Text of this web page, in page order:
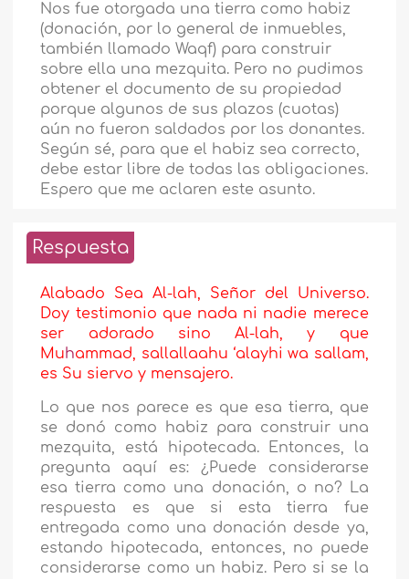
Nos fue otorgada una tierra como habiz
(donación, por lo general de inmuebles,
también llamado Waqf) para construir
sobre ella una mezquita. Pero no pudimos
obtener el documento de su propiedad
porque algunos de sus plazos (cuotas)
aún no fueron saldados por los donantes.
Según sé, para que el habiz sea correcto,
debe estar libre de todas las obligaciones.
Espero que me aclaren este asunto.
Respuesta
Alabado Sea Al-lah, Señor del Universo.
Doy testimonio que nada ni nadie merece
ser adorado sino Al-lah, y que
Muhammad, sallallaahu ‘alayhi wa sallam,
es Su siervo y mensajero.
Lo que nos parece es que esa tierra, que
se donó como habiz para construir una
mezquita, está hipotecada. Entonces, la
pregunta aquí es: ¿Puede considerarse
esa tierra como una donación, o no? La
respuesta es que si esta tierra fue
entregada como una donación desde ya,
estando hipotecada, entonces, no puede
considerarse como un habiz. Pero si se la